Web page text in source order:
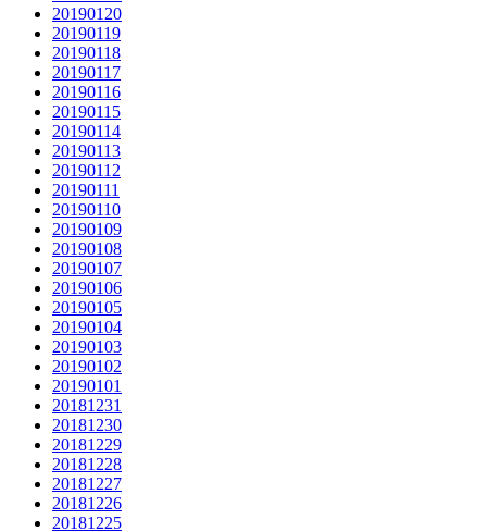
20190120
20190119
20190118
20190117
20190116
20190115
20190114
20190113
20190112
20190111
20190110
20190109
20190108
20190107
20190106
20190105
20190104
20190103
20190102
20190101
20181231
20181230
20181229
20181228
20181227
20181226
20181225